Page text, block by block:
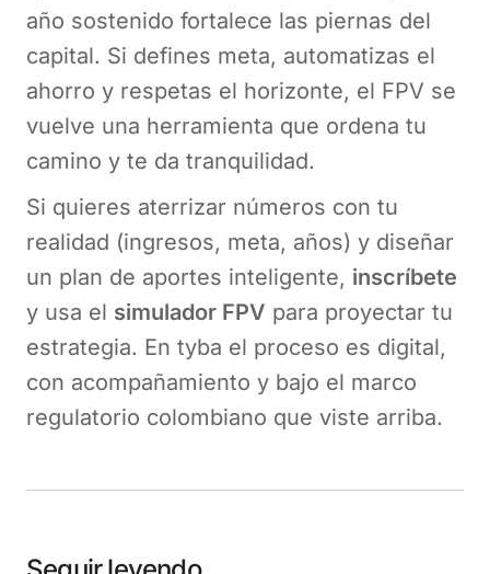
año sostenido fortalece las piernas del
capital. Si defines meta, automatizas el
ahorro y respetas el horizonte, el FPV se
vuelve una herramienta que ordena tu
camino y te da tranquilidad.
Si quieres aterrizar números con tu
realidad (ingresos, meta, años) y diseñar
un plan de aportes inteligente, inscríbete
y usa el simulador FPV para proyectar tu
estrategia. En tyba el proceso es digital,
con acompañamiento y bajo el marco
regulatorio colombiano que viste arriba.